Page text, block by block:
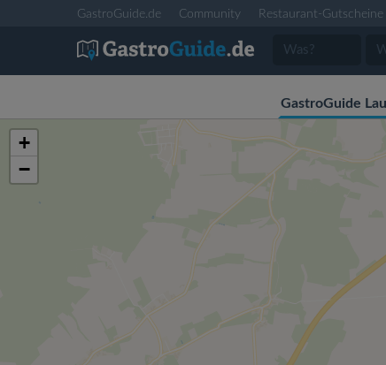
GastroGuide.de Community Restaurant-Gutscheine
GastroGuide
+
−